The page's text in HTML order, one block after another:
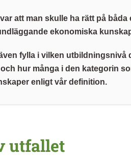
att man skulle ha rätt på
ekonomiska
fylla i vilken utbildningsnivå
hur många i den kategorin
enligt vår definition.
utfallet